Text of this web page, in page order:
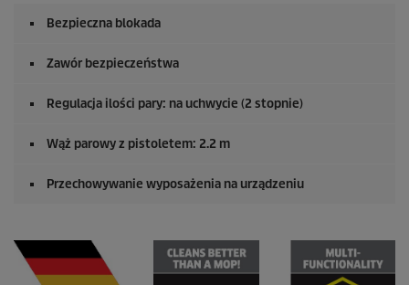
Bezpieczna blokada
Zawór bezpieczeństwa
Regulacja ilości pary: na uchwycie (2 stopnie)
Wąż parowy z pistoletem: 2.2 m
Przechowywanie wyposażenia na urządzeniu